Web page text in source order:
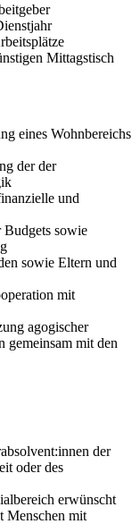
Mittagstisch
eines Wohnbereichs
der der
und
Budgets sowie
sowie Eltern und
mit
agogischer
gemeinsam mit den
der
oder des
erwünscht
Menschen mit